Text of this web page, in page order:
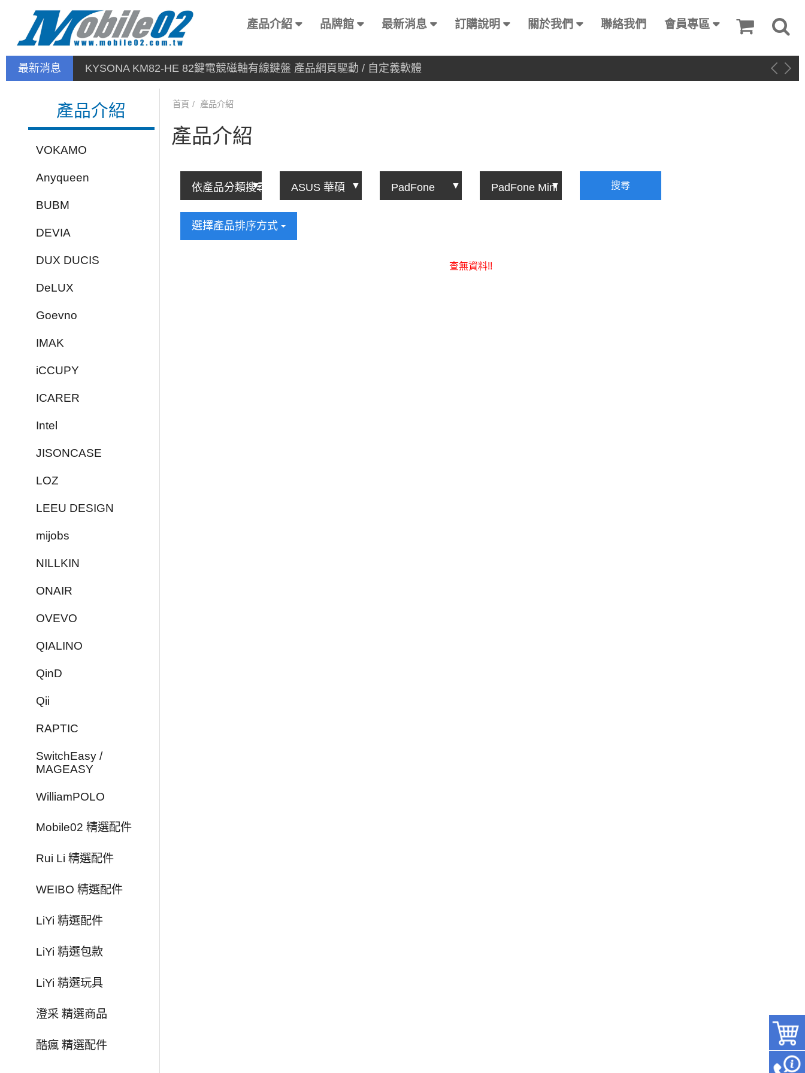
產品介紹 品牌館 最新消息 訂購說明 關於我們 聯絡我們 會員專區
最新消息 KYSONA KM82-HE 82鍵電競磁軸有線鍵盤 產品網頁驅動 / 自定義軟體
產品介紹
VOKAMO
Anyqueen
BUBM
DEVIA
DUX DUCIS
DeLUX
Goevno
IMAK
iCCUPY
ICARER
Intel
JISONCASE
LOZ
LEEU DESIGN
mijobs
NILLKIN
ONAIR
OVEVO
QIALINO
QinD
Qii
RAPTIC
SwitchEasy /
MAGEASY
WilliamPOLO
Mobile02 精選配件
Rui Li 精選配件
WEIBO 精選配件
LiYi 精選配件
LiYi 精選包款
LiYi 精選玩具
澄采 精選商品
酷瘋 精選配件
首頁 產品介紹
產品介紹
搜尋
選擇產品排序方式
查無資料!!